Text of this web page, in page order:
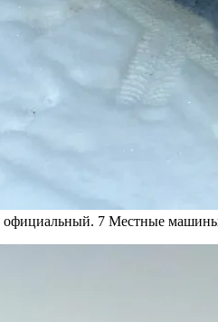
официальный. 7 Местные